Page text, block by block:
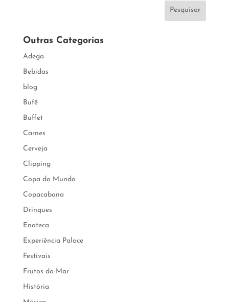
Pesquisar
Outras Categorias
Adega
Bebidas
blog
Bufê
Buffet
Carnes
Cerveja
Clipping
Copa do Mundo
Copacabana
Drinques
Enoteca
Experiência Palace
Festivais
Frutos do Mar
História